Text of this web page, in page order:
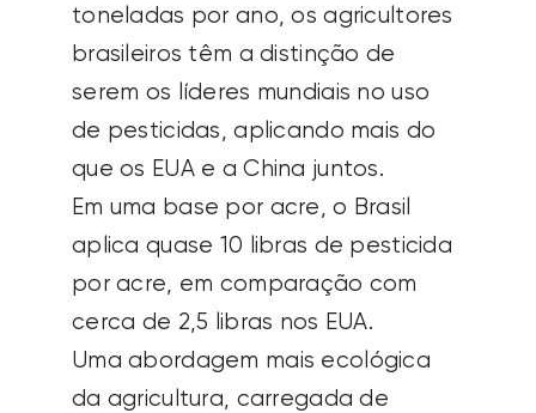
toneladas por ano, os agricultores
brasileiros têm a distinção de
serem os líderes mundiais no uso
de pesticidas, aplicando mais do
que os EUA e a China juntos.
Em uma base por acre, o Brasil
aplica quase 10 libras de pesticida
por acre, em comparação com
cerca de 2,5 libras nos EUA.
Uma abordagem mais ecológica
da agricultura, carregada de